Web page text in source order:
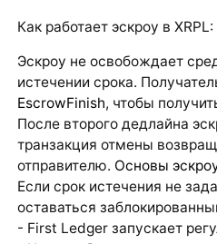
Как работает эскроу в XRPL:
Эскроу не освобождает
истечении срока.
EscrowFinish, чтобы
После второго дедлайна
транзакция отмены
отправителю. Основы
Если срок истечения не
оставаться
- First Ledger запускает